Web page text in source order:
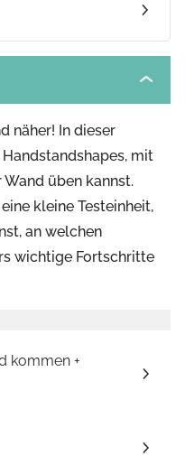
näher! In dieser
mit
üben kannst.
kleine Testeinheit,
an welchen
wichtige Fortschritte
kommen +